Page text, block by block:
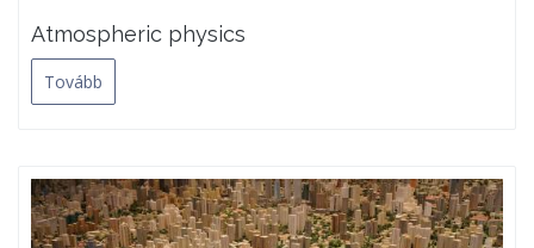
Atmospheric physics
Tovább